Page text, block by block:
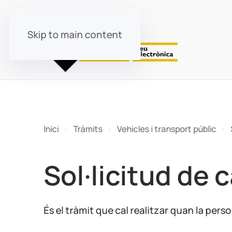
Skip to main content
Inici Tràmits Vehicles i transport públic
Sol·licitud de
És el tràmit que cal realitzar quan la